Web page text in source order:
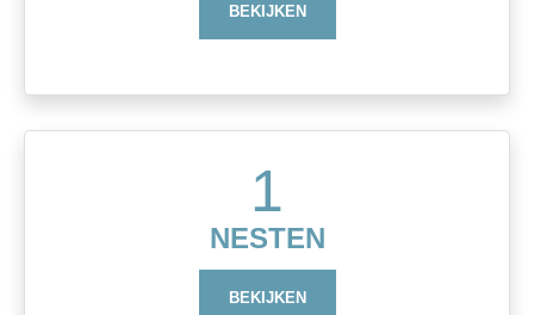
BEKIJKEN
1
NESTEN
BEKIJKEN